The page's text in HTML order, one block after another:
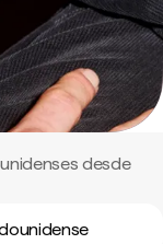
desde